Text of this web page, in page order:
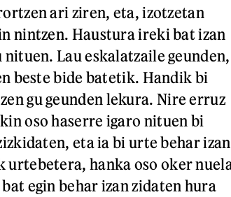
ari ziren, eta, izotzetan
nintzen. Haustura ireki bat izan
Lau eskalatzaile geunden,
beste bide batetik. Handik bi
gu geunden lekura. Nire erruz
oso haserre igaro nituen bi
eta ia bi urte behar izan
hanka oso oker
egin behar izan zidaten hura